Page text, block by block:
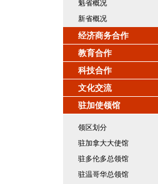
魁省概况
新省概况
经济商务合作
教育合作
科技合作
文化交流
驻加使领馆
领区划分
驻加拿大大使馆
驻多伦多总领馆
驻温哥华总领馆